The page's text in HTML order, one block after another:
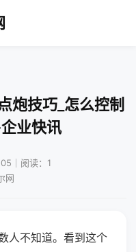
炮技巧_怎么控制
业快讯
｜阅读：1
网
人不知道。看到这个